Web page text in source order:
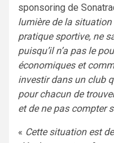
sponsoring de
lumière de la
pratique sportive, ne
puisqu’il n’a pas le
économiques et
investir dans un club
pour chacun de
et de ne pas compter
« Cette situation est